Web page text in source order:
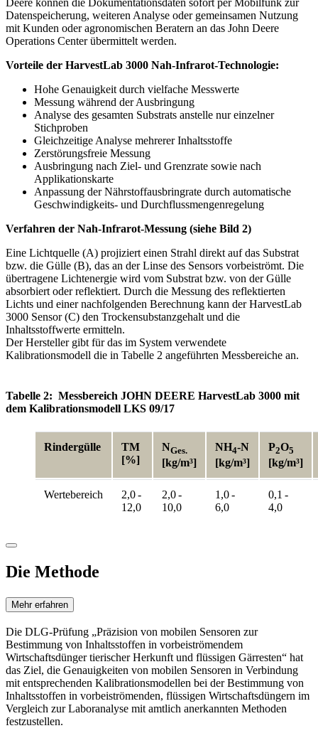
Datenspeicherung, weiteren Analyse oder gemeinsamen Nutzung
mit Kunden oder agronomischen Beratern an das John Deere
Operations Center übermittelt werden.
Vorteile der HarvestLab 3000 Nah-Infrarot-Technologie:
Hohe Genauigkeit durch vielfache Messwerte
Messung während der Aus­bringung
Analyse des gesamten Subs­trats anstelle nur einzelner
Stichproben
Gleichzeitige Analyse mehrerer Inhaltsstoffe
Zerstörungsfreie Messung
Ausbringung nach Ziel- und Grenzrate sowie nach
Applikationskarte
Anpassung der Nährstoffausbringrate durch automatische
Geschwindigkeits- und Durchflussmengenregelung
Verfahren der Nah-Infrarot-Messung (siehe Bild 2)
Eine Lichtquelle (A) projiziert einen Strahl direkt auf das Substrat
bzw. die Gülle (B), das an der Linse des Sensors vorbeiströmt. Die
übertragene Lichtenergie wird vom Substrat bzw. von der Gülle
absorbiert oder reflektiert. Durch die Messung des reflek­tierten
Lichts und einer nach­folgenden Berechnung kann der HarvestLab
3000 Sensor (C) den Trockensubstanzgehalt und die
Inhaltsstoffwerte ermitteln.
Der Hersteller gibt für das im System verwendete
Kalibrationsmodell die in Tabelle 2 angeführten Messbereiche an.
Tabelle 2: Messbereich JOHN DEERE HarvestLab 3000 mit
dem Kalibrationsmodell LKS 09/17
Rindergülle
TM
[%]
NGes.
[kg/m³]
NH4-N
[kg/m³]
P2O5
[kg/m³]
Wertebereich
2,0 -
12,0
2,0 -
10,0
1,0 -
6,0
0,1 -
4,0
Die Methode
Mehr erfahren
Die DLG-Prüfung „Präzision von mobilen Sensoren zur
Bestimmung von Inhaltsstoffen in vorbeiströmendem
Wirtschaftsdünger tierischer Herkunft und flüssigen Gärresten“ hat
das Ziel, die Genauigkeiten von mobilen Sensoren in Verbindung
mit entsprechenden Kalibrationsmodellen bei der Bestimmung von
Inhaltsstoffen in vorbeiströmenden, flüssigen Wirtschaftsdüngern im
Vergleich zur Laboranalyse mit amtlich anerkannten Methoden
festzustellen.